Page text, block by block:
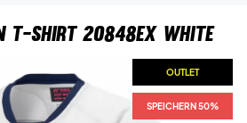
T-shirt 20848EX White
OUTLET
SPEICHERN 50%
OUTLET
SPEICHERN 50%
OUTLET
SPEICHERN 50%
OUTLET
SPEICHERN 50%
OUTLET
SPEICHERN 50%